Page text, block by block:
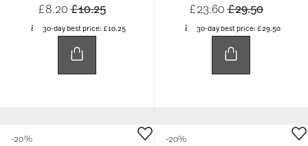
£8.20Price reduced from
£10.25to
30-day best price:£10.25
£23.60Price reduced
£29.50to
30-day best price:£29.50
-20% -20%